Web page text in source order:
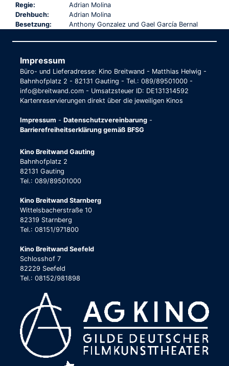
Regie:
Adrian Molina
Drehbuch:
Adrian Molina
Besetzung:
Anthony Gonzalez und Gael García Bernal
Impressum
Büro- und Lieferadresse: Kino Breitwand - Matthias Helwig -
Bahnhofplatz 2 - 82131 Gauting - Tel.: 089/89501000 -
info@breitwand.com - Umsatzsteuer ID: DE131314592
Kartenreservierungen direkt über die jeweiligen Kinos
Impressum - Datenschutzvereinbarung -
Barrierefreiheitserklärung gemäß BFSG
Kino Breitwand Gauting
Bahnhofplatz 2
82131 Gauting
Tel.: 089/89501000
Kino Breitwand Starnberg
Wittelsbacherstraße 10
82319 Starnberg
Tel.: 08151/971800
Kino Breitwand Seefeld
Schlosshof 7
82229 Seefeld
Tel.: 08152/981898